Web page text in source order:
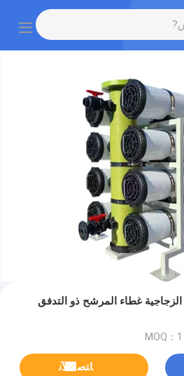
غطاء المرشح ذو التدفق
MOQ：1
ﺎﺘﺼﻟ ﺍﻶﻧ